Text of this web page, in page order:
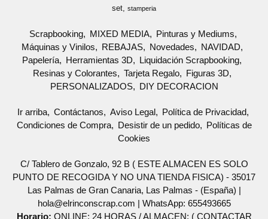
set stamperia
Scrapbooking MIXED MEDIA
Pinturas y Mediums
Máquinas y Vinilos
REBAJAS Novedades
NAVIDAD
Papelería
Herramientas 3D
Liquidación Scrapbooking
Resinas y Colorantes
Tarjeta Regalo
Figuras 3D
PERSONALIZADOS
DIY DECORACION
Ir arriba Contáctanos Aviso Legal
Política de Privacidad
Condiciones de Compra
Desistir de un pedido
Políticas de
Cookies
C/ Tablero de Gonzalo, 92 B ( ESTE ALMACEN ES SOLO
PUNTO DE RECOGIDA Y NO UNA TIENDA FISICA) - 35017
Las Palmas de Gran Canaria, Las Palmas - (España) |
hola@elrinconscrap.com | WhatsApp: 655493665
Horario: ONLINE: 24 HORAS / ALMACEN: ( CONTACTAR